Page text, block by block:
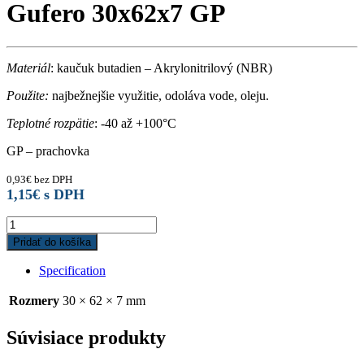
Gufero 30x62x7 GP
Materiál: kaučuk butadien – Akrylonitrilový (NBR)
Použite: najbežnejšie využitie, odoláva vode, oleju.
Teplotné rozpätie: -40 až +100°C
GP – prachovka
0,93€ bez DPH
1,15€ s DPH
Gufero
30x62x7
GP
quantity
Pridať do košíka
Specification
Rozmery 30 × 62 × 7 mm
Súvisiace produkty